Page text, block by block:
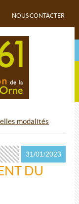
NOUS CONTACTER
modalités
31/01/2023
DU